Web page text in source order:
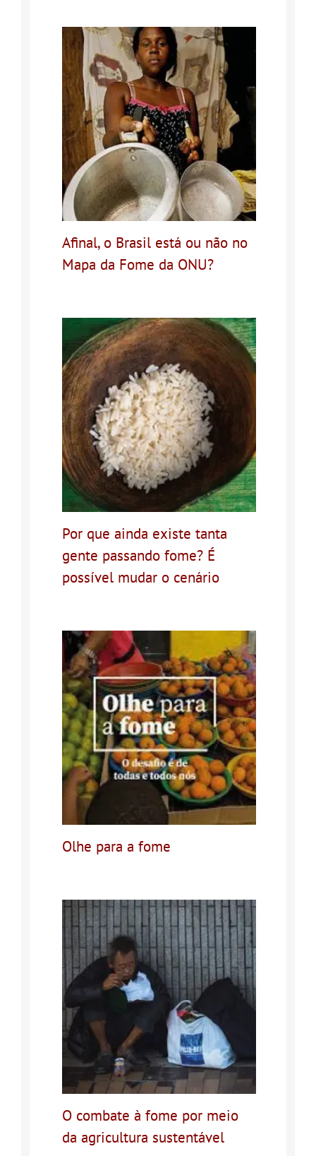
Afinal, o Brasil está ou não no
Mapa da Fome da ONU?
Por que ainda existe tanta
gente passando fome? É
possível mudar o cenário
Olhe para a fome
O combate à fome por meio
da agricultura sustentável